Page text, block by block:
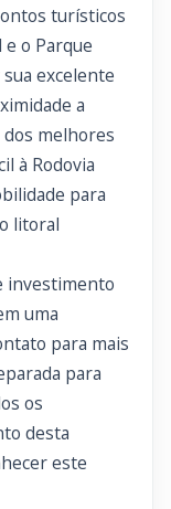
turísticos
e o Parque
excelente
a
melhores
à Rodovia
para
litoral
investimento
uma
para mais
para
os
desta
este